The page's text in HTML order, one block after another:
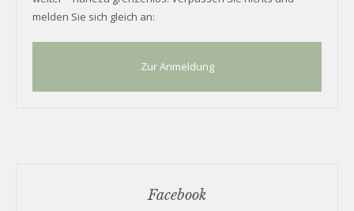
melden Sie sich gleich an:
Zur Anmeldung
Facebook